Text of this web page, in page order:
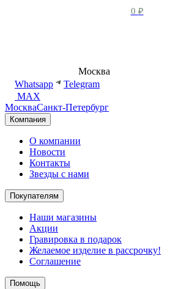
0 ₽
Москва
Whatsapp
Telegram
MAX
МоскваСанкт-Петербург
Компания
О компании
Новости
Контакты
Звезды с нами
Покупателям
Наши магазины
Акции
Гравировка в подарок
Желаемое изделие в рассрочку!
Соглашение
Помощь